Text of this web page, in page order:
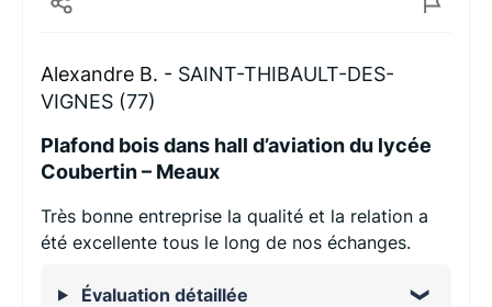
Alexandre B. - SAINT-THIBAULT-DES-
VIGNES (77)
Plafond bois dans hall d’aviation du lycée
Coubertin – Meaux
Très bonne entreprise la qualité et la relation a
été excellente tous le long de nos échanges.
Évaluation détaillée